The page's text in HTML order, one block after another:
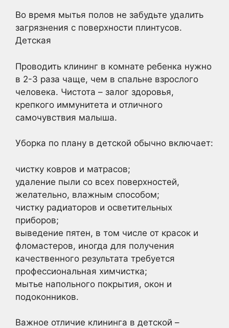
Во время мытья полов не забудьте удалить
загрязнения с поверхности плинтусов.
Детская
Проводить клининг в комнате ребенка нужно
в 2-3 раза чаще, чем в спальне взрослого
человека. Чистота – залог здоровья,
крепкого иммунитета и отличного
самочувствия малыша.
Уборка по плану в детской обычно включает:
чистку ковров и матрасов;
удаление пыли со всех поверхностей,
желательно, влажным способом;
чистку радиаторов и осветительных
приборов;
выведение пятен, в том числе от красок и
фломастеров, иногда для получения
качественного результата требуется
профессиональная химчистка;
мытье напольного покрытия, окон и
подоконников.
Важное отличие клининга в детской –